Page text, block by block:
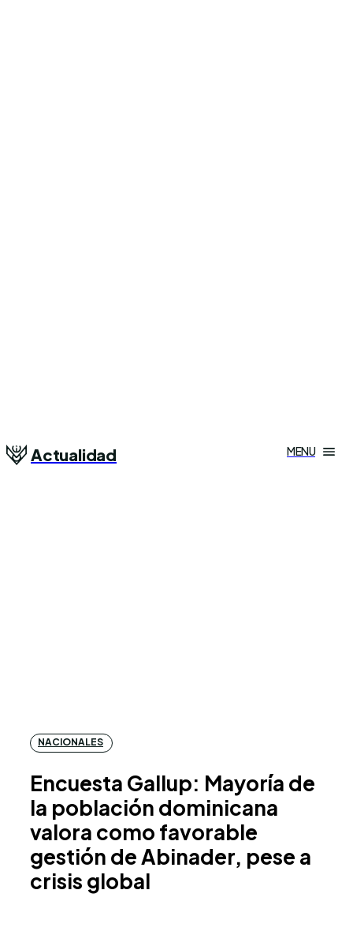
Actualidad MENU
NACIONALES
Encuesta Gallup: Mayoría de
la población dominicana
valora como favorable
gestión de Abinader, pese a
crisis global